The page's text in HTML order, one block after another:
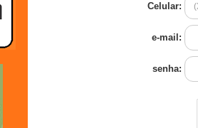
Celular:
e-mail:
senha: